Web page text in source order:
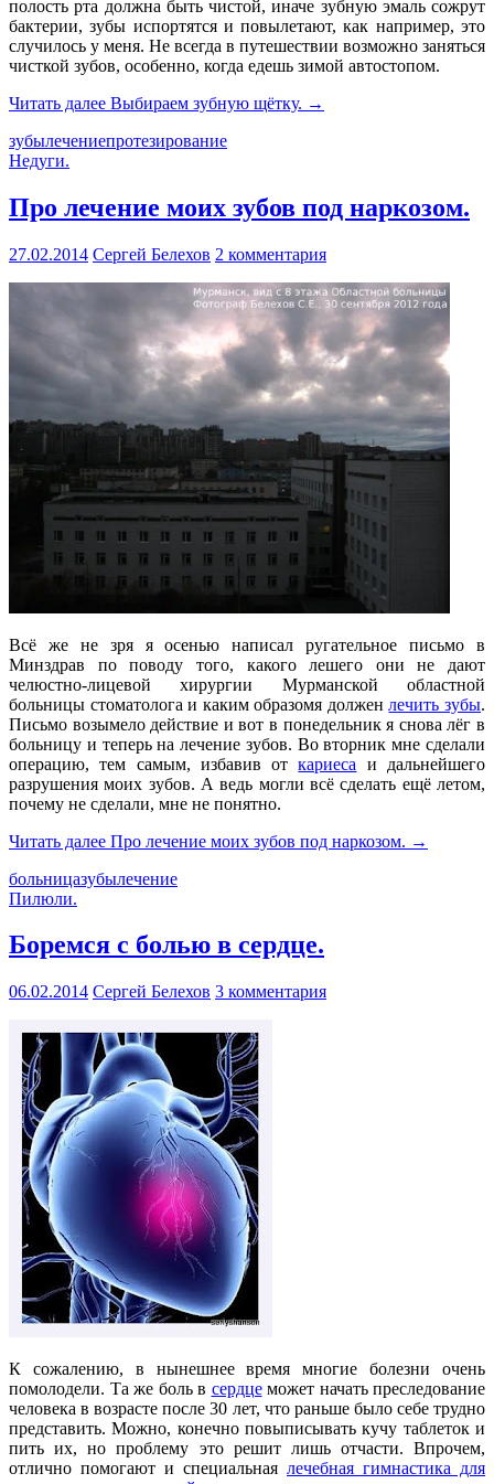
полость рта должна быть чистой, иначе зубную эмаль сожрут
бактерии, зубы испортятся и повылетают, как например, это
случилось у меня. Не всегда в путешествии возможно заняться
чисткой зубов, особенно, когда едешь зимой автостопом.
Читать далее Выбираем зубную щётку. →
зубылечениепротезирование
Недуги.
Про лечение моих зубов под наркозом.
27.02.2014 Сергей Белехов 2 комментария
Всё же не зря я осенью написал ругательное письмо в
Минздрав по поводу того, какого лешего они не дают
челюстно-лицевой хирургии Мурманской областной
больницы стоматолога и каким образомя долженлечить зубы.
Письмо возымело действие и вот в понедельник я снова лёг в
больницу и теперь на лечение зубов. Во вторник мне сделали
операцию, тем самым, избавив откариеса и дальнейшего
разрушения моих зубов. А ведь могли всё сделать ещё летом,
почему не сделали, мне не понятно.
Читать далее Про лечение моих зубов под наркозом. →
больницазубылечение
Пилюли.
Боремся с болью в сердце.
06.02.2014 Сергей Белехов 3 комментария
К сожалению, в нынешнее время многие болезни очень
помолодели. Та же боль в сердцеможет начать преследование
человека в возрасте после 30 лет, что раньше было себе трудно
представить. Можно, конечно повыписывать кучу таблеток и
пить их, но проблему это решит лишь отчасти. Впрочем,
отлично помогают и специальная лечебная гимнастика для